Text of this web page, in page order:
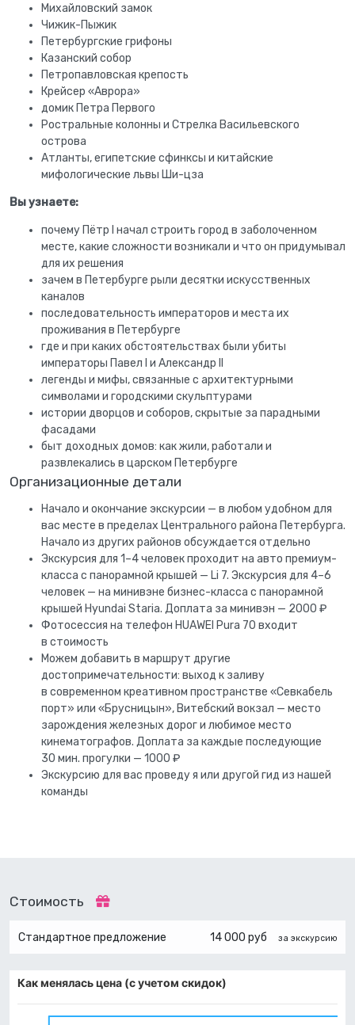
Михайловский замок
Чижик-Пыжик
Петербургские грифоны
Казанский собор
Петропавловская крепость
Крейсер «Аврора»
домик Петра Первого
Ростральные колонны и Стрелка Васильевского
острова
Атланты, египетские сфинксы и китайские
мифологические львы Ши-цза
Вы узнаете:
почему Пётр I начал строить город в заболоченном
месте, какие сложности возникали и что он придумывал
для их решения
зачем в Петербурге рыли десятки искусственных
каналов
последовательность императоров и места их
проживания в Петербурге
где и при каких обстоятельствах были убиты
императоры Павел I и Александр II
легенды и мифы, связанные с архитектурными
символами и городскими скульптурами
истории дворцов и соборов, скрытые за парадными
фасадами
быт доходных домов: как жили, работали и
развлекались в царском Петербурге
Организационные детали
Начало и окончание экскурсии — в любом удобном для
вас месте в пределах Центрального района Петербурга.
Начало из других районов обсуждается отдельно
Экскурсия для 1–4 человек проходит на авто премиум-
класса с панорамной крышей — Li 7. Экскурсия для 4–6
человек — на минивэне бизнес-класса с панорамной
крышей Hyundai Staria. Доплата за минивэн — 2000 ₽
Фотосессия на телефон HUAWEI Pura 70 входит
в стоимость
Можем добавить в маршрут другие
достопримечательности: выход к заливу
в современном креативном пространстве «Севкабель
порт» или «Брусницын», Витебский вокзал — место
зарождения железных дорог и любимое место
кинематографов. Доплата за каждые последующие
30 мин. прогулки — 1000 ₽
Экскурсию для вас проведу я или другой гид из нашей
команды
Стоимость
Стандартное предложение 14 000 руб за экскурсию
Как менялась цена (с учетом скидок)